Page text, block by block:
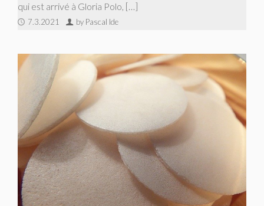
qui est arrivé à Gloria Polo, […]
7.3.2021 by Pascal Ide